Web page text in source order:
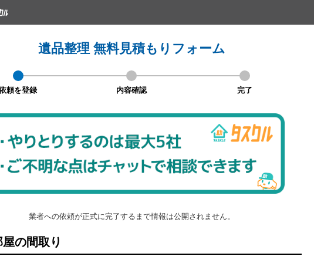
遺品整理 無料見積もりフォーム
頼を登録 内容確認 完了
業者への依頼が正式に完了するまで情報は公開されません。
の間取り